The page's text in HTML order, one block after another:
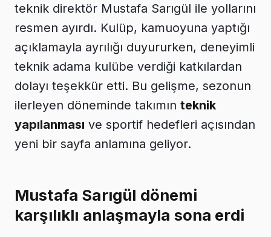
teknik direktör Mustafa Sarıgül ile yollarını
resmen ayırdı. Kulüp, kamuoyuna yaptığı
açıklamayla ayrılığı duyururken, deneyimli
teknik adama kulübe verdiği katkılardan
dolayı teşekkür etti. Bu gelişme, sezonun
ilerleyen döneminde takımın teknik
yapılanması ve sportif hedefleri açısından
yeni bir sayfa anlamına geliyor.
Mustafa Sarıgül dönemi
karşılıklı anlaşmayla sona erdi